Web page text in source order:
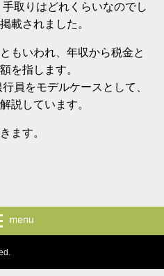
取りはどれくらいなのでし
載されました。
もいわれ、年収から税金と
を指します。
員をモデルケースとして、
説しています。
ます。